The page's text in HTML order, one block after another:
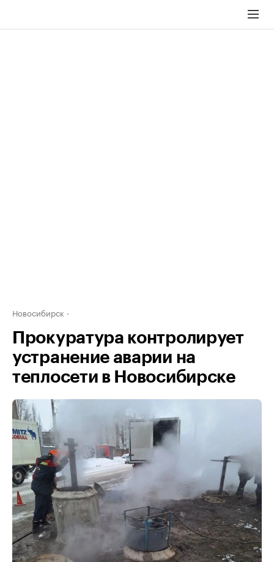
Новосибирск
Прокуратура контролирует
устранение аварии на
теплосети в Новосибирске